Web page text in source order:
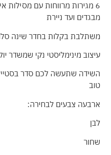
6 מגירות מרווחות עם
מבגדים ועד ניירת
משתלבת בקלות בחדר שינה
עיצוב מינימליסטי נקי שמשדר
השידה שתעשה לכם סדר
טוב
ארבעה צבעים לבחירה:
לבן
שחור